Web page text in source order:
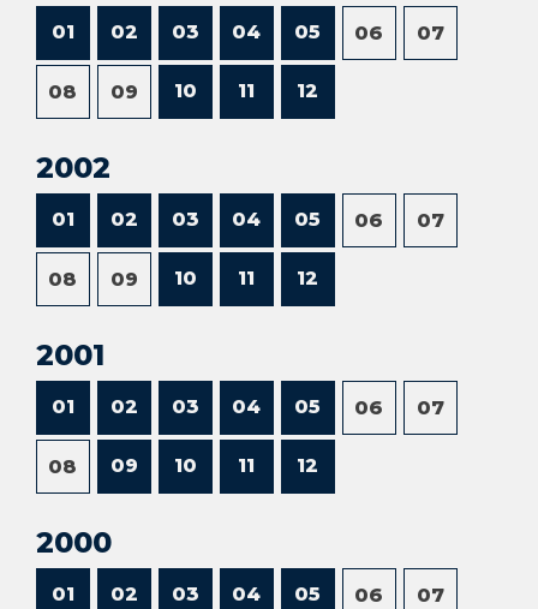
01 02 03 04 05 06 07
08 09 10 11 12
2002
01 02 03 04 05 06 07
08 09 10 11 12
2001
01 02 03 04 05 06 07
08 09 10 11 12
2000
01 02 03 04 05 06 07